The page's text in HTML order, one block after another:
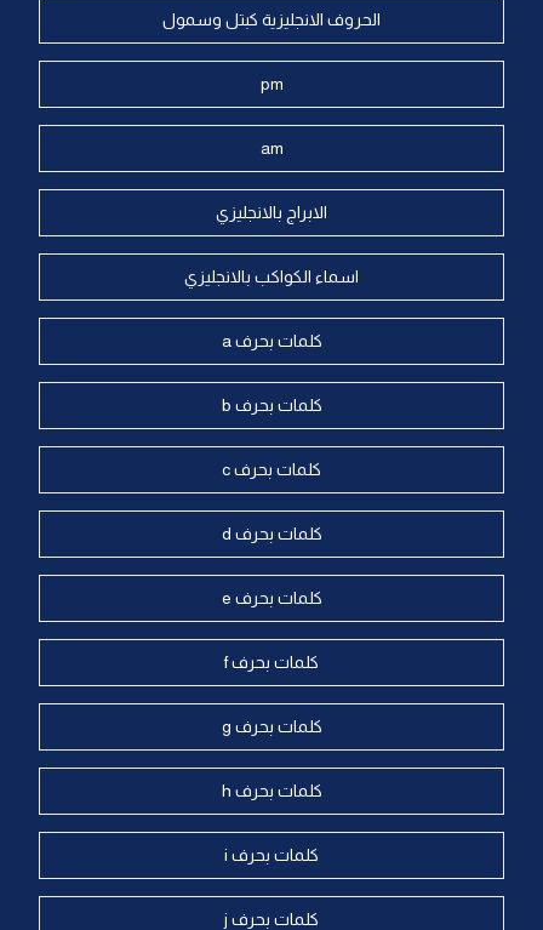
الحروف الانجليزية كبتل وسمول
pm
am
الابراج بالانجليزي
اسماء الكواكب بالانجليزي
كلمات بحرف a
كلمات بحرف b
كلمات بحرف c
كلمات بحرف d
كلمات بحرف e
كلمات بحرف f
كلمات بحرف g
كلمات بحرف h
كلمات بحرف i
كلمات بحرف j